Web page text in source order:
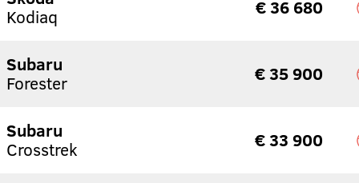
Kodiaq
€ 36 680
Subaru
Forester
€ 35 900
Subaru
Crosstrek
€ 33 900